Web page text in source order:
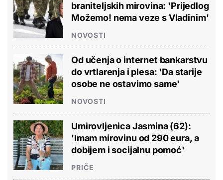
braniteljskih mirovina: 'Prijedlog
Možemo! nema veze s Vladinim'
NOVOSTI
Od učenja o internet bankarstvu
do vrtlarenja i plesa: 'Da starije
osobe ne ostavimo same'
NOVOSTI
Umirovljenica Jasmina (62):
'Imam mirovinu od 290 eura, a
dobijem i socijalnu pomoć'
PRIČE